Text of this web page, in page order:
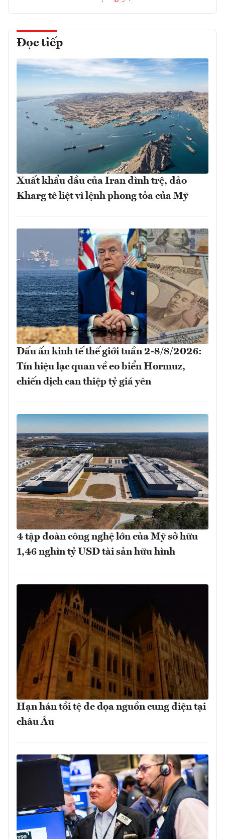
Đọc tiếp
Xuất khẩu dầu của Iran đình trệ, đảo
Kharg tê liệt vì lệnh phong tỏa của Mỹ
Dấu ấn kinh tế thế giới tuần 2-8/8/2026:
Tín hiệu lạc quan về eo biển Hormuz,
chiến dịch can thiệp tỷ giá yên
4 tập đoàn công nghệ lớn của Mỹ sở hữu
1,46 nghìn tỷ USD tài sản hữu hình
Hạn hán tồi tệ đe dọa nguồn cung điện tại
châu Âu